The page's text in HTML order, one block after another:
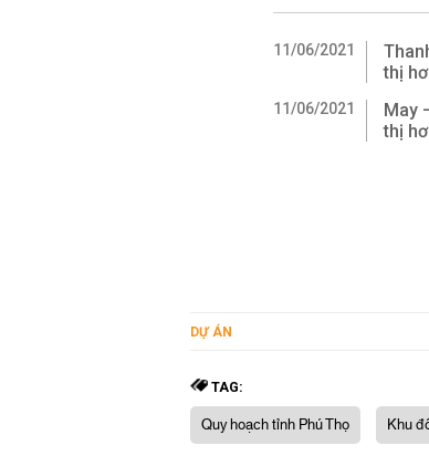
11/06/2021
thị
11/06/2021
May
thị
DỰ ÁN
TAG:
Quy hoạch tỉnh Phú Thọ Khu